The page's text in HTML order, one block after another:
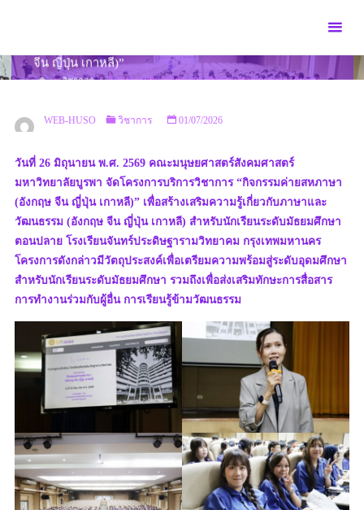
จีน ญี่ปุ่น เกาหลี)”
HOMEวิชาการ
โครงการบริการวิชาการ “กิจกรรมค่ายสหภาษา (อังกฤษ
WEB-HUSO วิชาการ 01/07/2026
วันที่ 26 มิถุนายน พ.ศ. 2569 คณะมนุษยศาสตร์สังคมศาสตร์
มหาวิทยาลัยบูรพา จัดโครงการบริการวิชาการ “กิจกรรมค่ายสหภาษา
(อังกฤษ จีน ญี่ปุ่น เกาหลี)” เพื่อสร้างเสริมความรู้เกี่ยวกับภาษาและ
วัฒนธรรม (อังกฤษ จีน ญี่ปุ่น เกาหลี) สำหรับนักเรียนระดับมัธยมศึกษา
ตอนปลาย โรงเรียนจันทร์ประดิษฐารามวิทยาคม กรุงเทพมหานคร
โครงการดังกล่าวมีวัตถุประสงค์เพื่อเตรียมความพร้อมสู่ระดับอุดมศึกษา
สำหรับนักเรียนระดับมัธยมศึกษา รวมถึงเพื่อส่งเสริมทักษะการสื่อสาร
การทำงานร่วมกับผู้อื่น การเรียนรู้ข้ามวัฒนธรรม